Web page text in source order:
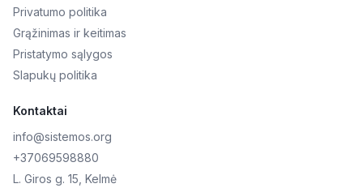
Privatumo politika
Grąžinimas ir keitimas
Pristatymo sąlygos
Slapukų politika
Kontaktai
info@sistemos.org
+37069598880
L. Giros g. 15, Kelmė